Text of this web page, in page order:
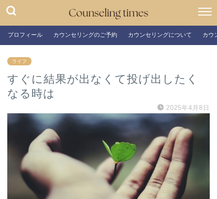
プロフィール カウンセリングのご予約 カウンセリングについて カウ
ライフ
すぐに結果が出なくて投げ出したく
なる時は
2025年4月8日